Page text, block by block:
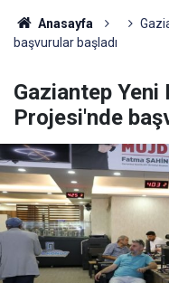
Anasayfa
başvurular başladı
Gaziantep Yeni
Projesi'nde